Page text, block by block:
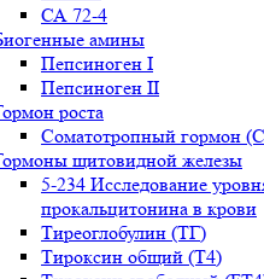
СА 72-4
амины
Пепсиноген I
Пепсиноген II
роста
Соматотропный гормон
щитовидной железы
5-234 Исследование
прокальцитонина в крови
Тиреоглобулин (ТГ)
Тироксин общий (Т4)